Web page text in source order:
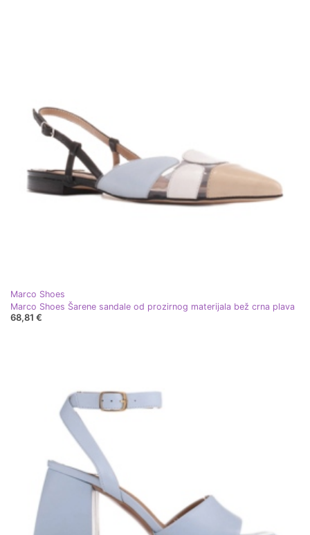
Marco Shoes
Marco Shoes Šarene sandale od prozirnog materijala bež crna plava
68,81 €